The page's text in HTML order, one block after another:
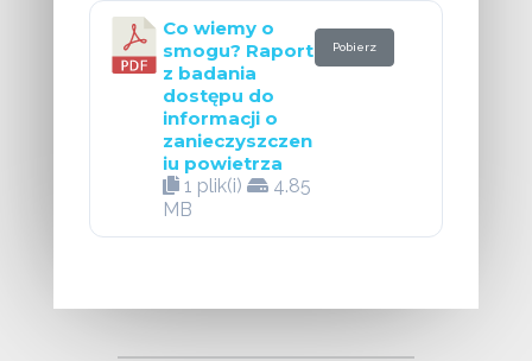
Co wiemy o
smogu? Raport
z badania
dostępu do
informacji o
zanieczyszczen
iu powietrza
1 plik(i)
4.85
MB
Pobierz